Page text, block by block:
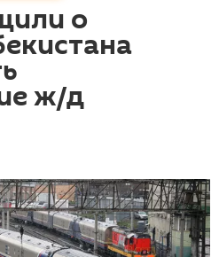
о
ж/д